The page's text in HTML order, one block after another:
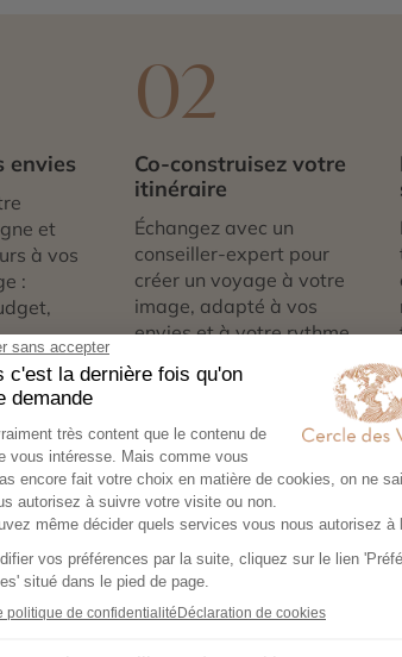
envies
et
à vos
:
02
Co-construisez votre
itinéraire
Échangez avec un
conseiller-expert pour
créer un voyage à votre
image, adapté à vos
envies et à votre rythme.
Falls